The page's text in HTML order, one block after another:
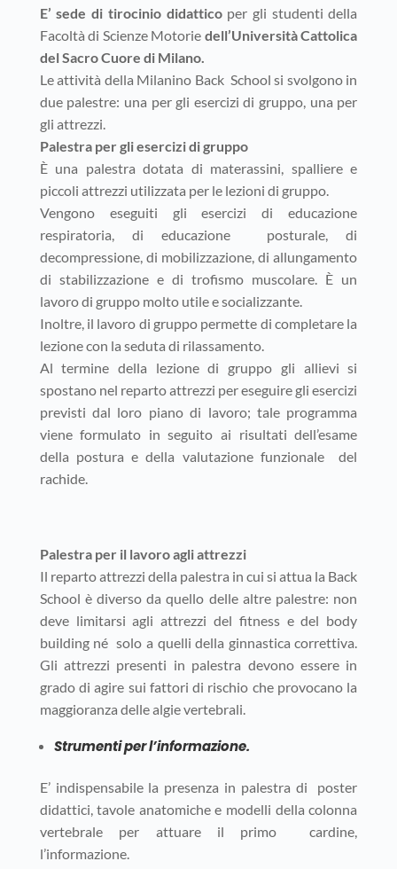
E’ sede di tirocinio didattico per gli studenti della
Facoltà di Scienze Motorie dell’Università Cattolica
del Sacro Cuore di Milano.
Le attività della Milanino Back School si svolgono in
due palestre: una per gli esercizi di gruppo, una per
gli attrezzi.
Palestra per gli esercizi di gruppo
È una palestra dotata di materassini, spalliere e
piccoli attrezzi utilizzata per le lezioni di gruppo.
Vengono eseguiti gli esercizi di educazione
respiratoria, di educazione posturale, di
decompressione, di mobilizzazione, di allungamento
di stabilizzazione e di trofismo muscolare. È un
lavoro di gruppo molto utile e socializzante.
Inoltre, il lavoro di gruppo permette di completare la
lezione con la seduta di rilassamento.
Al termine della lezione di gruppo gli allievi si
spostano nel reparto attrezzi per eseguire gli esercizi
previsti dal loro piano di lavoro; tale programma
viene formulato in seguito ai risultati dell’esame
della postura e della valutazione funzionale del
rachide.
Palestra per il lavoro agli attrezzi
Il reparto attrezzi della palestra in cui si attua la Back
School è diverso da quello delle altre palestre: non
deve limitarsi agli attrezzi del fitness e del body
building né solo a quelli della ginnastica correttiva.
Gli attrezzi presenti in palestra devono essere in
grado di agire sui fattori di rischio che provocano la
maggioranza delle algie vertebrali.
Strumenti per l’informazione.
E’ indispensabile la presenza in palestra di poster
didattici, tavole anatomiche e modelli della colonna
vertebrale per attuare il primo cardine,
l’informazione.